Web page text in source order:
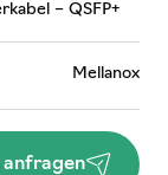
– QSFP+
Mellanox